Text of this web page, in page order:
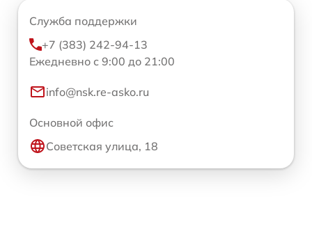
Служба поддержки
+7 (383) 242-94-13
Ежедневно с 9:00 до 21:00
info@nsk.re-asko.ru
Основной офис
Советская улица, 18